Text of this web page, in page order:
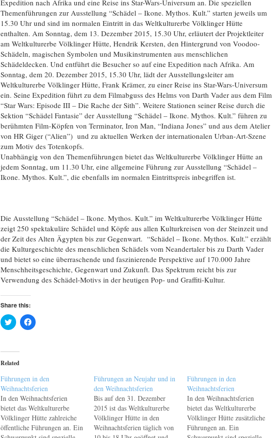
Expedition nach Afrika und eine Reise ins Star-Wars-Universum an. Die speziellen
Themenführungen zur Ausstellung “Schädel – Ikone. Mythos. Kult.” starten jeweils um
15.30 Uhr und sind im normalen Eintritt in das Weltkulturerbe Völklinger Hütte
enthalten. Am Sonntag, dem 13. Dezember 2015, 15.30 Uhr, erläutert der Projektleiter
am Weltkulturerbe Völklinger Hütte, Hendrik Kersten, den Hintergrund von Voodoo-
Schädeln, magischen Symbolen und Musikinstrumenten aus menschlichen
Schädeldecken. Und entführt die Besucher so auf eine Expedition nach Afrika. Am
Sonntag, dem 20. Dezember 2015, 15.30 Uhr, lädt der Ausstellungsleiter am
Weltkulturerbe Völklinger Hütte, Frank Krämer, zu einer Reise ins Star-Wars-Universum
ein. Seine Expedition führt zu dem Filmabguss des Helms von Darth Vader aus dem Film
“Star Wars: Episode III – Die Rache der Sith”. Weitere Stationen seiner Reise durch die
Sektion “Schädel Fantasie” der Ausstellung “Schädel – Ikone. Mythos. Kult.” führen zu
berühmten Film-Köpfen von Terminator, Iron Man, “Indiana Jones” und aus dem Atelier
von HR Giger (“Alien”) und zu aktuellen Werken der internationalen Urban-Art-Szene
zum Motiv des Totenkopfs.
Unabhängig von den Themenführungen bietet das Weltkulturerbe Völklinger Hütte an
jedem Sonntag, um 11.30 Uhr, eine allgemeine Führung zur Ausstellung “Schädel –
Ikone. Mythos. Kult.”, die ebenfalls im normalen Eintrittspreis inbegriffen ist.
Die Ausstellung “Schädel – Ikone. Mythos. Kult.” im Weltkulturerbe Völklinger Hütte
zeigt 250 spektakuläre Schädel und Köpfe aus allen Kulturkreisen von der Steinzeit und
der Zeit des Alten Ägypten bis zur Gegenwart. “Schädel – Ikone. Mythos. Kult.” erzählt
die Kulturgeschichte des menschlichen Schädels vom Neandertaler bis zu Darth Vader
und bietet so eine überraschende und faszinierende Perspektive auf 170.000 Jahre
Menschheitsgeschichte, Gegenwart und Zukunft. Das Spektrum reicht bis zur
Verwendung des Schädel-Motivs in der heutigen Pop- und Graffiti-Kultur.
Share this:
Click
to
(Opens
in
new
Click
to
Related
Führungen in den
Weihnachtsferien
In den Weihnachtsferien
bietet das Weltkulturerbe
Völklinger Hütte zahlreiche
öffentliche Führungen an. Ein
Führungen an Neujahr und in
den Weihnachtsferien
Bis auf den 31. Dezember
2015 ist das Weltkulturerbe
Völklinger Hütte in den
Weihnachtsferien täglich von
Führungen in den
Weihnachtsferien
In den Weihnachtsferien
bietet das Weltkulturerbe
Völklinger Hütte zusätzliche
Führungen an. Ein